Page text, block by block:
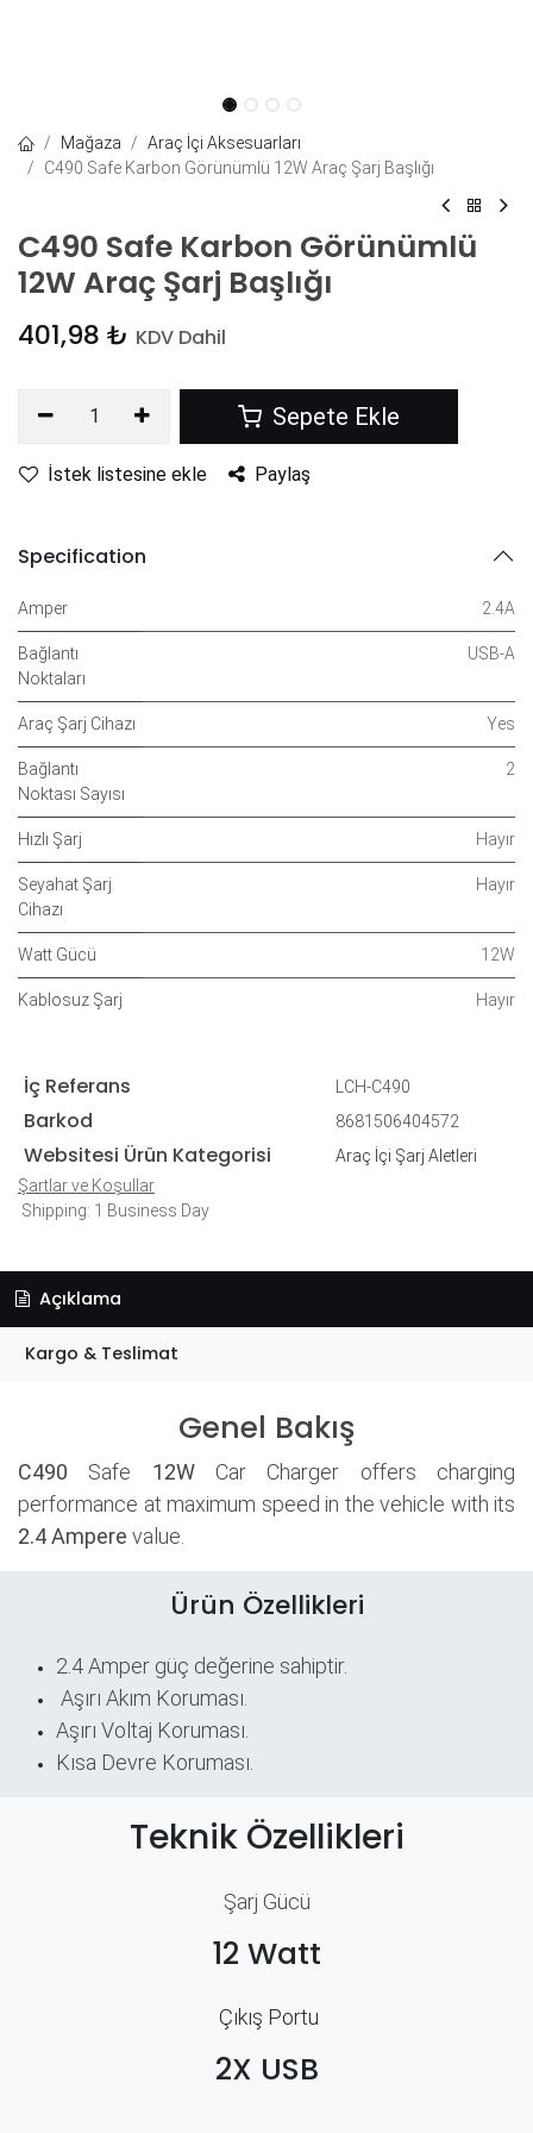
Mağaza
Araç İçi Aksesuarları
C490 Safe Karbon Görünümlü 12W Araç Şarj Başlığı
C490 Safe Karbon Görünümlü
12W Araç Şarj Başlığı
401,98 ₺ KDV Dahil
Sepete Ekle
İstek listesine ekle Paylaş
Specification
Amper 2.4A
Bağlantı
Noktaları
USB-A
Araç Şarj Cihazı Yes
Bağlantı
Noktası Sayısı
2
Hızlı Şarj Hayır
Seyahat Şarj
Cihazı
Hayır
Watt Gücü 12W
Kablosuz Şarj Hayır
İç Referans LCH-C490
Barkod 8681506404572
Websitesi Ürün Kategorisi
Araç İçi Şarj Aletleri
Şartlar ve Koşullar
Shipping: 1 Business Day
Açıklama
Kargo & Teslimat
Genel Bakış
C490 Safe 12WCar Charger offers charging
performance at maximum speed in the vehicle with its
2.4 Ampere value.
Ürün Özellikleri
2.4 Amper güç değerine sahiptir.
Aşırı Akım Koruması.
Aşırı Voltaj Koruması.
Kısa Devre Koruması.
Teknik Özellikleri
Şarj Gücü
12 Watt
Çıkış Portu
2X USB